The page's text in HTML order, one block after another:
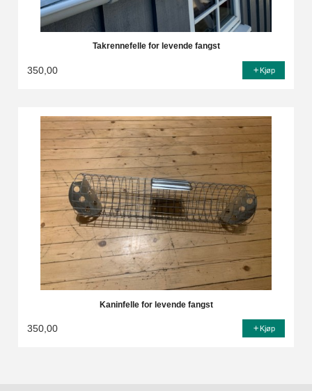
Takrennefelle for levende fangst
350,00 Kjøp
Kaninfelle for levende fangst
350,00 Kjøp